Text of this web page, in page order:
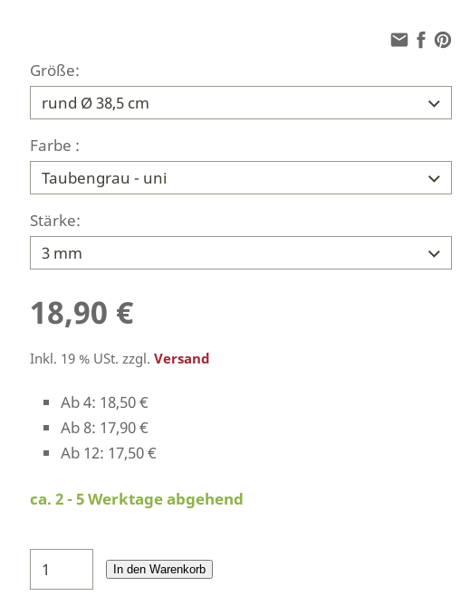
Größe:
Farbe :
Stärke:
18,90 €
Inkl. 19 % USt. zzgl.Versand
Ab 4: 18,50 €
Ab 8: 17,90 €
Ab 12: 17,50 €
ca. 2 - 5 Werktage abgehend
In den Warenkorb